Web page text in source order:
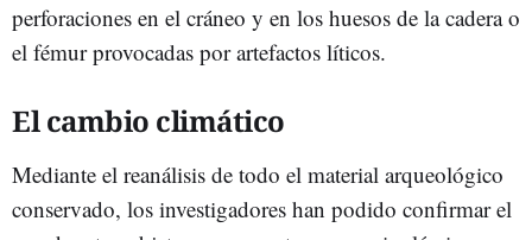
perforaciones en el cráneo y en los huesos de la cadera o
el fémur provocadas por artefactos líticos.
El cambio climático
Mediante el reanálisis de todo el material arqueológico
conservado, los investigadores han podido confirmar el